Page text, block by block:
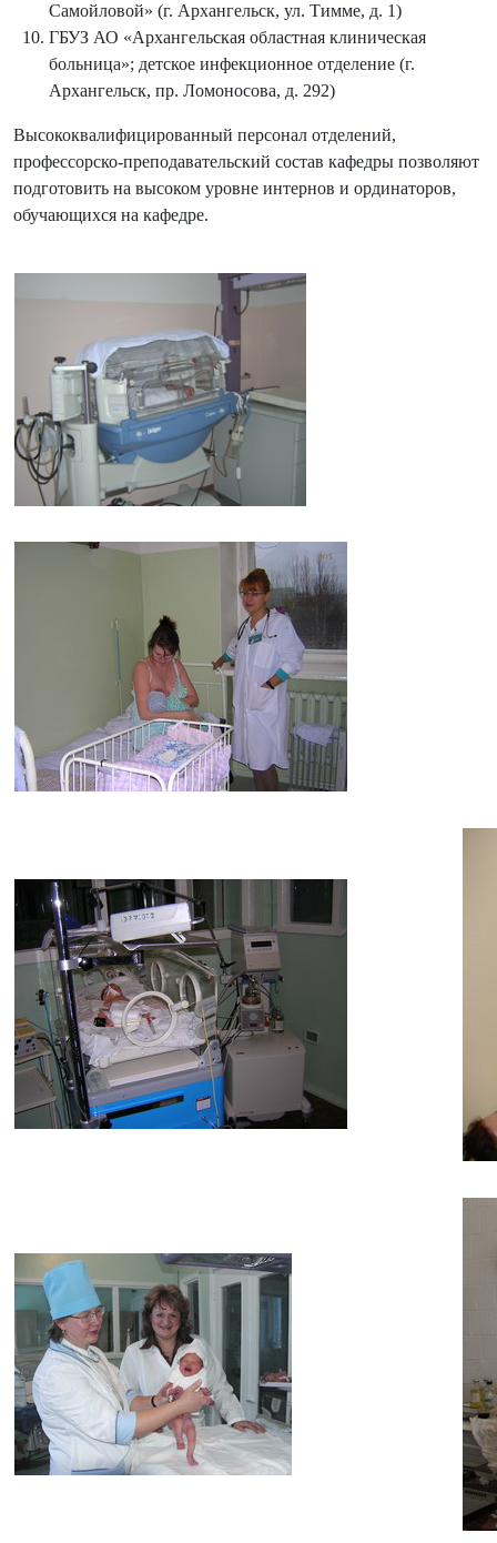
Самойловой» (г. Архангельск, ул. Тимме, д. 1)
ГБУЗ АО «Архангельская областная клиническая
больница»; детское инфекционное отделение (г.
Архангельск, пр. Ломоносова, д. 292)
Высококвалифицированный персонал отделений,
профессорско-преподавательский состав кафедры позволяют
подготовить на высоком уровне интернов и ординаторов,
обучающихся на кафедре.